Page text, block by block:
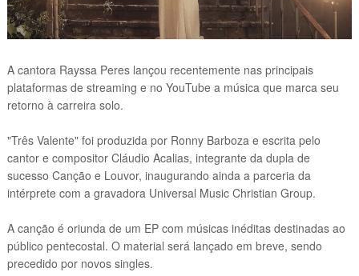
A cantora Rayssa Peres lançou recentemente nas principais
plataformas de streaming e no YouTube a música que marca seu
retorno à carreira solo.
"Três Valente" foi produzida por Ronny Barboza e escrita pelo
cantor e compositor Cláudio Acalias, integrante da dupla de
sucesso Canção e Louvor, inaugurando ainda a parceria da
intérprete com a gravadora Universal Music Christian Group.
A canção é oriunda de um EP com músicas inéditas destinadas ao
público pentecostal. O material será lançado em breve, sendo
precedido por novos singles.